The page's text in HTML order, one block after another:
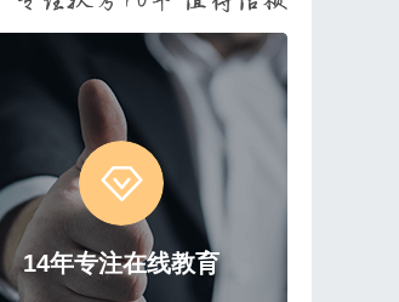
14年专注在线教育